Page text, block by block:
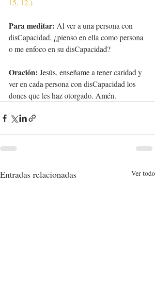
15, 12.)
Para meditar: Al ver a una persona con
disCapacidad, ¿pienso en ella como persona
o me enfoco en su disCapacidad?
Oración: Jesús, enseñame a tener caridad y
ver en cada persona con disCapacidad los
dones que les haz otorgado. Amén.
Entradas relacionadas Ver todo